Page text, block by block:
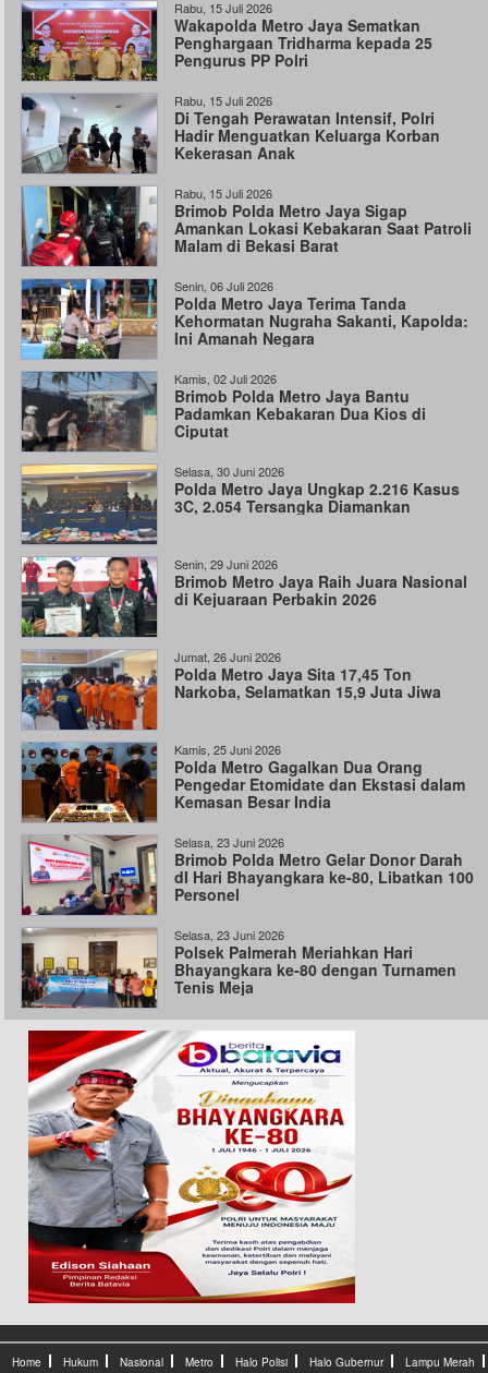
Rabu, 15 Juli 2026
Wakapolda Metro Jaya Sematkan
Penghargaan Tridharma kepada 25
Pengurus PP Polri
Rabu, 15 Juli 2026
Di Tengah Perawatan Intensif, Polri
Hadir Menguatkan Keluarga Korban
Kekerasan Anak
Rabu, 15 Juli 2026
Brimob Polda Metro Jaya Sigap
Amankan Lokasi Kebakaran Saat Patroli
Malam di Bekasi Barat
Senin, 06 Juli 2026
Polda Metro Jaya Terima Tanda
Kehormatan Nugraha Sakanti, Kapolda:
Ini Amanah Negara
Kamis, 02 Juli 2026
Brimob Polda Metro Jaya Bantu
Padamkan Kebakaran Dua Kios di
Ciputat
Selasa, 30 Juni 2026
Polda Metro Jaya Ungkap 2.216 Kasus
3C, 2.054 Tersangka Diamankan
Senin, 29 Juni 2026
Brimob Metro Jaya Raih Juara Nasional
di Kejuaraan Perbakin 2026
Jumat, 26 Juni 2026
Polda Metro Jaya Sita 17,45 Ton
Narkoba, Selamatkan 15,9 Juta Jiwa
Kamis, 25 Juni 2026
Polda Metro Gagalkan Dua Orang
Pengedar Etomidate dan Ekstasi dalam
Kemasan Besar India
Selasa, 23 Juni 2026
Brimob Polda Metro Gelar Donor Darah
dI Hari Bhayangkara ke-80, Libatkan 100
Personel
Selasa, 23 Juni 2026
Polsek Palmerah Meriahkan Hari
Bhayangkara ke-80 dengan Turnamen
Tenis Meja
Home Hukum Nasional Metro Halo Polisi Halo Gubernur Lampu Merah